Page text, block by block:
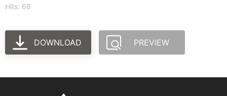
Hits: 68
DOWNLOAD PREVIEW